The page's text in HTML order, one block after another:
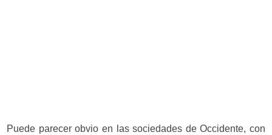
Puede parecer obvio en las sociedades de Occidente, con